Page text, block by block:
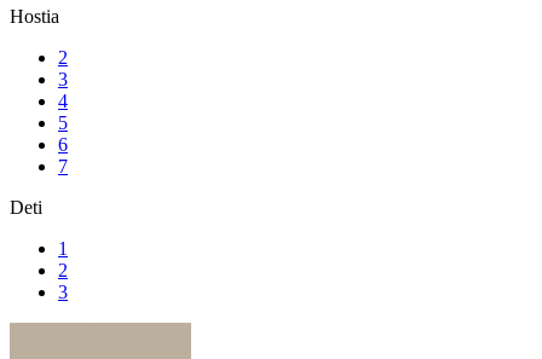
Hostia
2
3
4
5
6
7
Deti
1
2
3